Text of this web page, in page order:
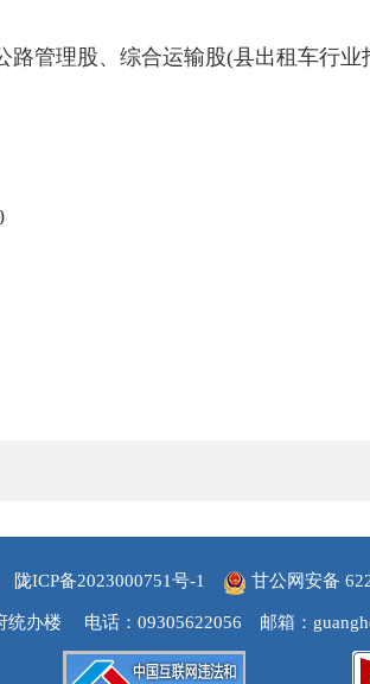
管理股、综合运输股(县出租车行业
陇ICP备2023000751号-1 甘公网安备
统办楼 电话：09305622056 邮箱：